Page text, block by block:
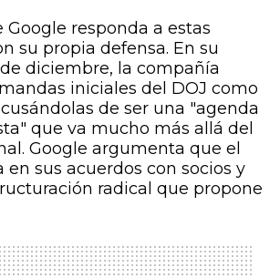
Google responda a estas
su propia defensa. En su
diciembre, la compañía
iniciales del DOJ como
de ser una "agenda
que va mucho más allá del
Google argumenta que el
en sus acuerdos con socios y
radical que propone